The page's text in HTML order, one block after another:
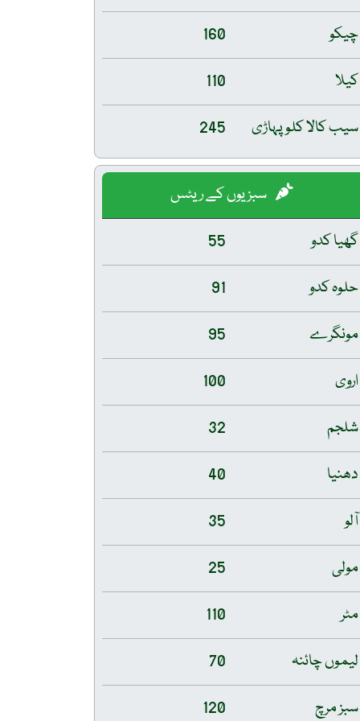
چیکو
160
کیلا
110
سیب کالا کلو پہاڑی
245
سبزیوں کے ریٹس
گھیا کدو
55
حلوہ کدو
91
مونگرے
95
اروی
100
شلجم
32
دھنیا
40
آلو
35
مولی
25
مٹر
110
لیموں چائنہ
70
سبز مرچ
120